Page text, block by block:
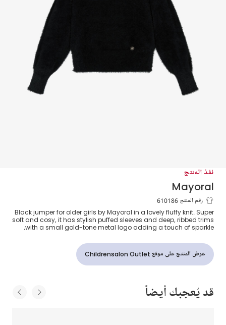
نفذ المنتج
Mayoral
بلوفر بأكمام منفوخة محبوك لون أسود للبنات
رقم المنتج 610186
Black jumper for older girls by Mayoral in a lovely fluffy knit. Super
soft and cosy, it has stylish puffed sleeves and deep, ribbed trims
with a small gold-tone metal logo adding a touch of sparkle.
عرض المنتج على موقع Childrensalon Outlet
قد يُعجبك أيضاً